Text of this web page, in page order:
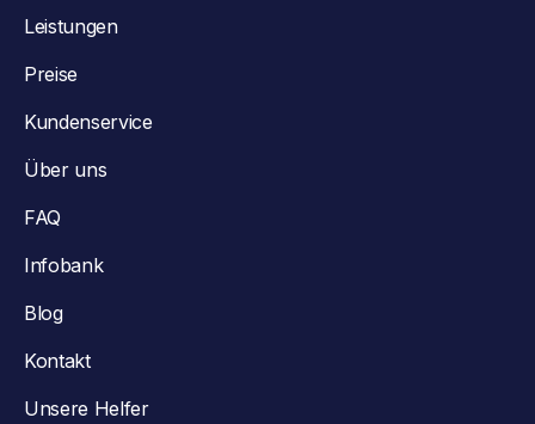
Leistungen
Preise
Kundenservice
Über uns
FAQ
Infobank
Blog
Kontakt
Unsere Helfer